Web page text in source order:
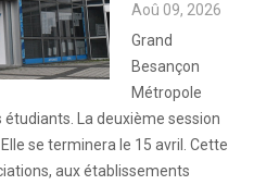
Aoû 09, 2026
Grand
Besançon
Métropole
La deuxième session
se terminera le 15 avril. Cette
aux établissements